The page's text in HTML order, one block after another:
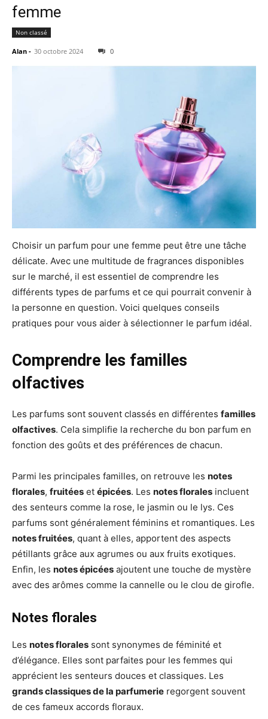
femme
Non classé
Alan - 30 octobre 2024 0
Choisir un parfum pour une femme peut être une tâche
délicate. Avec une multitude de fragrances disponibles
sur le marché, il est essentiel de comprendre les
différents types de parfums et ce qui pourrait convenir à
la personne en question. Voici quelques conseils
pratiques pour vous aider à sélectionner le parfum idéal.
Comprendre les familles
olfactives
Les parfums sont souvent classés en différentes familles
olfactives. Cela simplifie la recherche du bon parfum en
fonction des goûts et des préférences de chacun.
Parmi les principales familles, on retrouve les notes
florales, fruitées et épicées. Les notes florales incluent
des senteurs comme la rose, le jasmin ou le lys. Ces
parfums sont généralement féminins et romantiques. Les
notes fruitées, quant à elles, apportent des aspects
pétillants grâce aux agrumes ou aux fruits exotiques.
Enfin, les notes épicées ajoutent une touche de mystère
avec des arômes comme la cannelle ou le clou de girofle.
Notes florales
Les notes florales sont synonymes de féminité et
d’élégance. Elles sont parfaites pour les femmes qui
apprécient les senteurs douces et classiques. Les
grands classiques de la parfumerie regorgent souvent
de ces fameux accords floraux.